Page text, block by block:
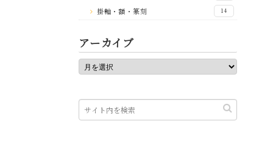
掛軸・額・篆刻 14
アーカイブ